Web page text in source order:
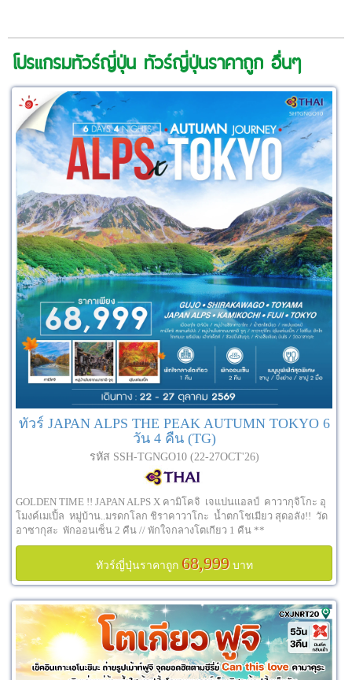
โปรแกรมทัวร์ญี่ปุ่น ทัวร์ญี่ปุ่นราคาถูก อื่นๆ
ทัวร์ JAPAN ALPS THE PEAK AUTUMN TOKYO 6
วัน 4 คืน (TG)
รหัส SSH-TGNGO10 (22-27OCT'26)
GOLDEN TIME !! JAPAN ALPS X คามิโคจิ เจแปนแอลป์ คาวากุจิโกะ อุ
โมงค์เมเปิ้ล หมู่บ้าน..มรดกโลก ชิราคาวาโกะ น้ำตกโชเมียว สุดอลัง!! วัด
อาซากุสะ พักออนเซ็น 2 คืน // พักใจกลางโตเกียว 1 คืน **
ทัวร์ญี่ปุ่นราคาถูก 68,999บาท